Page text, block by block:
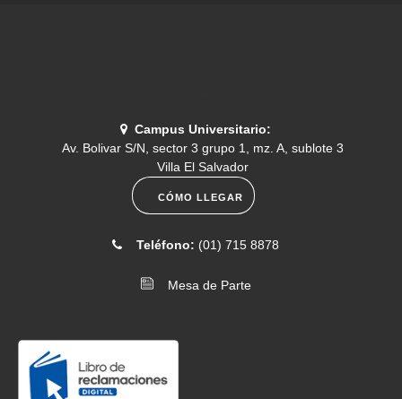
[2026-07-06]. Comunicado N.° 076-2026- Programación del
menú universitario del 6 al 10 de julio
sesión de Asamblea Universitaria 25 de junio
universitario
Campus Universitario:
Av. Bolivar S/N, sector 3 grupo 1, mz. A, sublote 3
Villa El Salvador
CÓMO LLEGAR
Teléfono: (01) 715 8878
Mesa de Parte